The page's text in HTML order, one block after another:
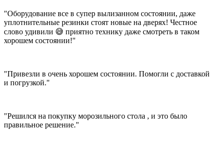
"Оборудование все в супер вылизанном состоянии, даже
уплотнительные резинки стоят новые на дверях! Честное
слово удивили 😅 приятно технику даже смотреть в таком
хорошем состоянии!"
"Привезли в очень хорошем состоянии. Помогли с доставкой
и погрузкой."
"Решился на покупку морозильного стола , и это было
правильное решение."